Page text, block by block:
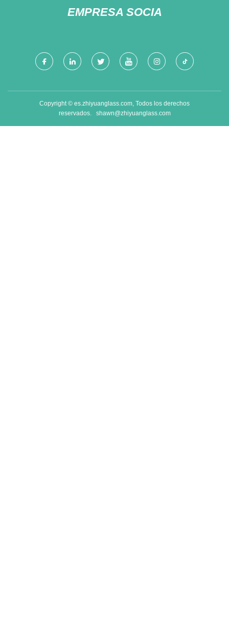
EMPRESA SOCIA
Copyright © es.zhiyuanglass.com, Todos los derechos
reservados. shawn@zhiyuanglass.com